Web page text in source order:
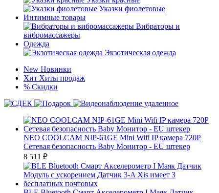
Указки фиолетовые
Интимные товары
Вибраторы и
вибромассажеры
Одежда
Экзотическая одежда
New Новинки
Хит Хиты продаж
% Скидки
NEO COOLCAM NIP-61GE Mini Wifi IP камера 720P
Сетевая безопасность Baby Монитор - EU штекер
8 511 ₽